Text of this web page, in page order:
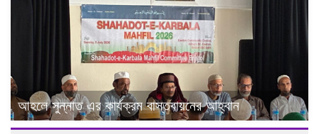
আহলে সুন্নাত এর কার্যক্রম বাস্তবায়নের আহ্বান